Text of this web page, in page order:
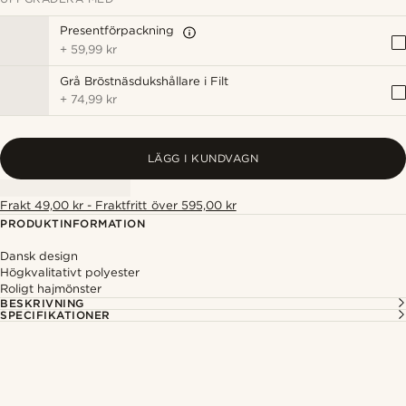
Presentförpackning
+ 59,99 kr
Grå Bröstnäsdukshållare i Filt
+ 74,99 kr
LÄGG I KUNDVAGN
Frakt 49,00 kr - Fraktfritt över 595,00 kr
PRODUKTINFORMATION
Dansk design
Högkvalitativt polyester
Roligt hajmönster
BESKRIVNING
SPECIFIKATIONER